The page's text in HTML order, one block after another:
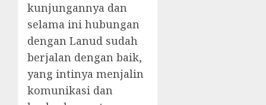
kunjungannya dan
selama ini hubungan
dengan Lanud sudah
berjalan dengan baik,
yang intinya menjalin
komunikasi dan